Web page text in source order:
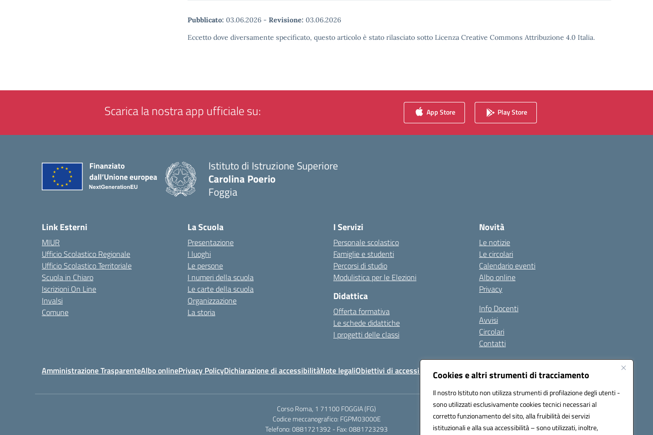
Cookies e altri strumenti di tracciamento
Il nostro Istituto non utilizza strumenti di profilazione degli utenti -
sono utilizzati esclusivamente cookies tecnici necessari al
corretto funzionamento del sito, alla fruibilità dei servizi
istituzionali e alla sua accessibilità – sono utilizzati, inoltre,
Pubblicato: 03.06.2026 - Revisione: 03.06.2026
Eccetto dove diversamente specificato, questo articolo è stato rilasciato sotto Licenza Creative Commons Attribuzione 4.0 Italia.
Scarica la nostra app ufficiale su: App Store Play Store
Istituto di Istruzione Superiore
Carolina Poerio
Foggia
Link Esterni
MIUR
Ufficio Scolastico Regionale
Ufficio Scolastico Territoriale
Scuola in Chiaro
Iscrizioni On Line
Invalsi
Comune
La Scuola
Presentazione
I luoghi
Le persone
I numeri della scuola
Le carte della scuola
Organizzazione
La storia
I Servizi
Personale scolastico
Famiglie e studenti
Percorsi di studio
Modulistica per le Elezioni
Didattica
Offerta formativa
Le schede didattiche
I progetti delle classi
Novità
Le notizie
Le circolari
Calendario eventi
Albo online
Privacy
Info Docenti
Avvisi
Circolari
Contatti
Amministrazione TrasparenteAlbo onlinePrivacy PolicyDichiarazione di accessibilitàNote legaliObiettivi di accessibilità Seguici su:
Corso Roma, 1 71100 FOGGIA (FG)
Codice meccanografico: FGPM03000E
Telefono: 0881721392 - Fax: 0881723293